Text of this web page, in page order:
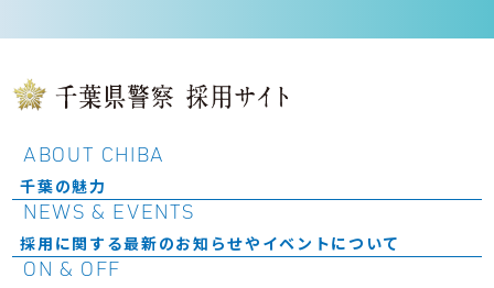
ABOUT CHIBA
千葉の魅力
NEWS & EVENTS
採用に関する最新のお知らせやイベントについて
ON & OFF